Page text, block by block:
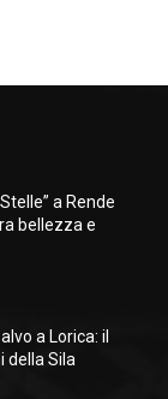
a Rende
bellezza e
a Lorica: il
della Sila